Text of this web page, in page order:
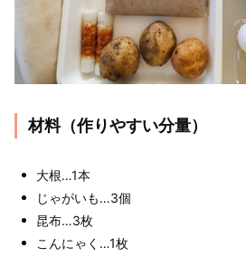
材料（作りやすい分量）
大根…1本
じゃがいも…3個
昆布…3枚
こんにゃく…1枚